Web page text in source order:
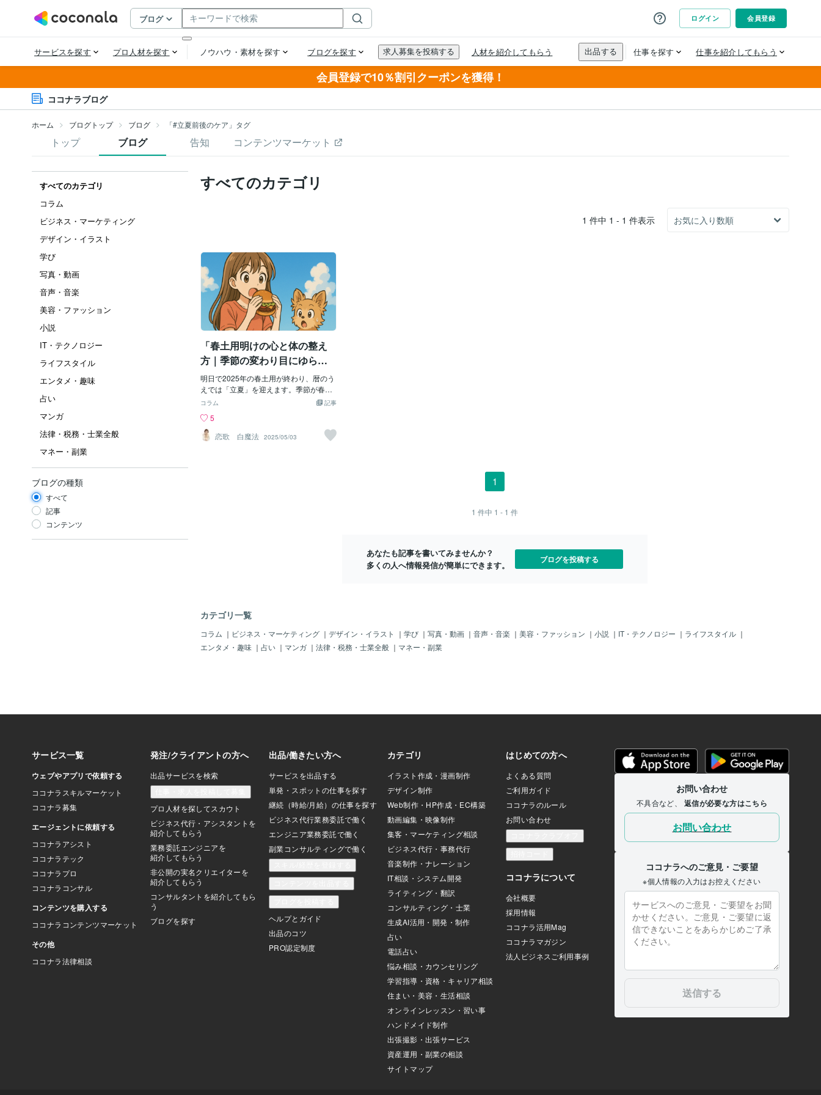
会員登録で10％割引クーポンを獲得！
ココナラブログ
ホーム ブログトップ ブログ 「#立夏前後のケア」タグ
トップ ブログ 告知 コンテンツマーケット
すべてのカテゴリ
コラム
ビジネス・マーケティング
デザイン・イラスト
学び
写真・動画
音声・音楽
美容・ファッション
小説
IT・テクノロジー
ライフスタイル
エンタメ・趣味
占い
マンガ
法律・税務・士業全般
マネー・副業
ブログの種類
すべて
記事
コンテンツ
すべてのカテゴリ
1 件中 1 - 1 件表示
「春土用明けの心と体の整え
方｜季節の変わり目にゆらが
ない私になる方法」
明日で2025年の春土用が終わり、暦のう
えでは「立夏」を迎えます。季節が春か
ら夏へとバトンを渡すこの時期、自然界
変化していきます。けれど、季節はカレ
ンダー通りにきっぱりと切り替わるわけ
ではありません。土用が明けたからとい
く、気圧の変動も激しい日が続きまし
た。身体の内側では、自律神経がその環
境に適応しようとフル回転し、心身が少
し疲れている方も多いのではないでしょ
うか。春特有の「ゆらぎ」に加えて、土
れた自律神経には、五感からのアプロー
チが効果的です。心地よい香りを取り入
れる、柔らかい素材の服を選ぶ、温かい
ハーブティーを味わう、鳥のさえずりに
耳を澄ます…。そんな小さな刺激
記事
コラム
5
恋歌 白魔法 2025/05/03
1
1 件中 1 - 1 件
あなたも記事を書いてみませんか？
多くの人へ情報発信が簡単にできます。
ブログを投稿する
カテゴリ一覧
コラム ｜ ビジネス・マーケティング ｜ デザイン・イラスト ｜ 学び ｜ 写真・動画 ｜ 音声・音楽 ｜ 美容・ファッション ｜ 小説 ｜ IT・テクノロジー ｜ ライフスタイル ｜
エンタメ・趣味 ｜ 占い ｜ マンガ ｜ 法律・税務・士業全般 ｜ マネー・副業